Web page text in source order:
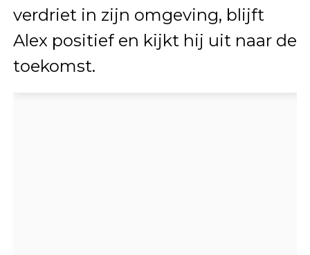
verdriet in zijn omgeving, blijft
Alex positief en kijkt hij uit naar de
toekomst.